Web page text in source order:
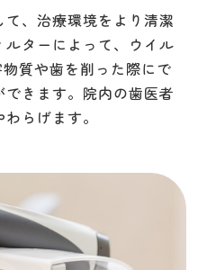
、治療環境をより清潔
ターによって、ウイル
質や歯を削った際にで
きます。院内の歯医者
らげます。